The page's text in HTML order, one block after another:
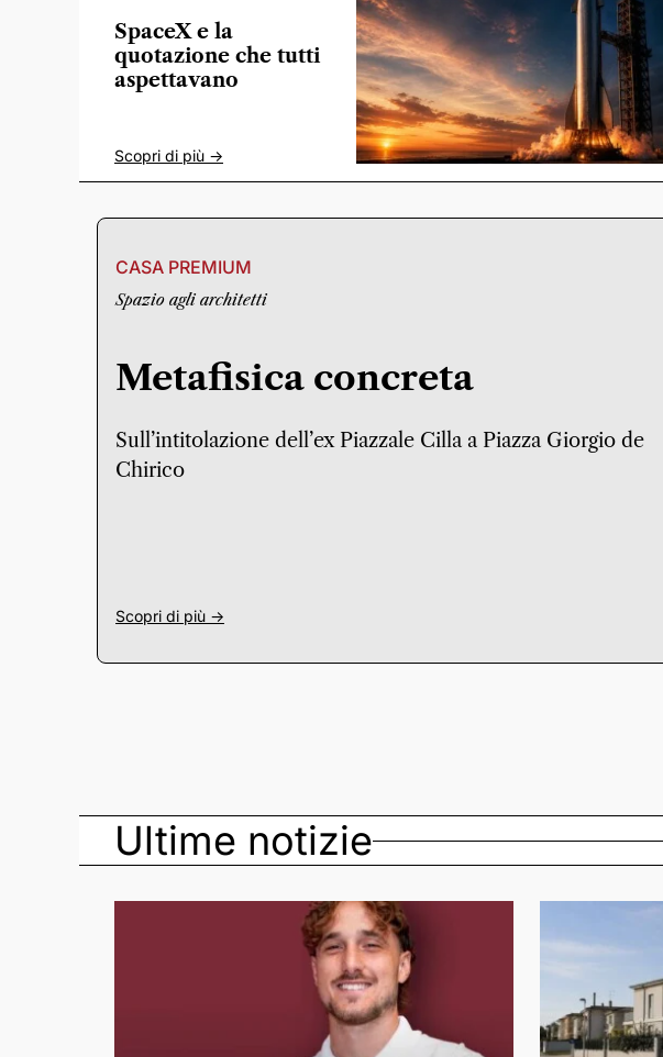
SpaceX e la
quotazione che tutti
aspettavano
Scopri di più ->
CASA PREMIUM
Spazio agli architetti
Metafisica concreta
Sull’intitolazione dell’ex Piazzale Cilla a Piazza Giorgio de
Chirico
Scopri di più ->
Ultime notizie